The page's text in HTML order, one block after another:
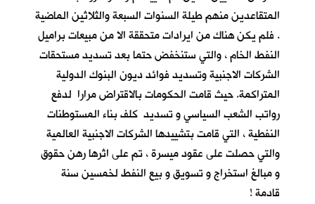
المتقاعدين منهم طيلة السنوات السبعة والثلاثين الماضية
. فلم يكن هناك من ايرادات متحققة الا من مبيعات براميل
النفط الخام ، والتي ستنخفض حتما بعد تسديد مستحقات
الشركات الاجنبية وتسديد فوائد ديون البنوك الدولية
المتراكمة. حيث قامت الحكومات بالاقتراض مرارا لدفع
رواتب الشعب السياسي و تسديد كلف بناء المستوطنات
النفطية ، التي قامت بتشييدها الشركات الاجنبية العالمية
والتي حصلت على عقود ميسرة ، تم على اثرها رهن حقوق
و مبالغ استخراج و تسويق و بيع النفط لخمسين سنة
قادمة !